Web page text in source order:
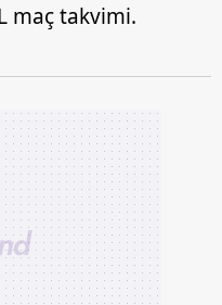
maç takvimi.